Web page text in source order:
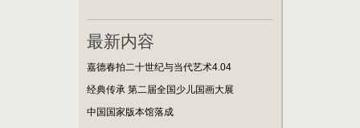
最新内容
嘉德春拍二十世纪与当代艺术4.04
经典传承 第二届全国少儿国画大展
中国国家版本馆落成